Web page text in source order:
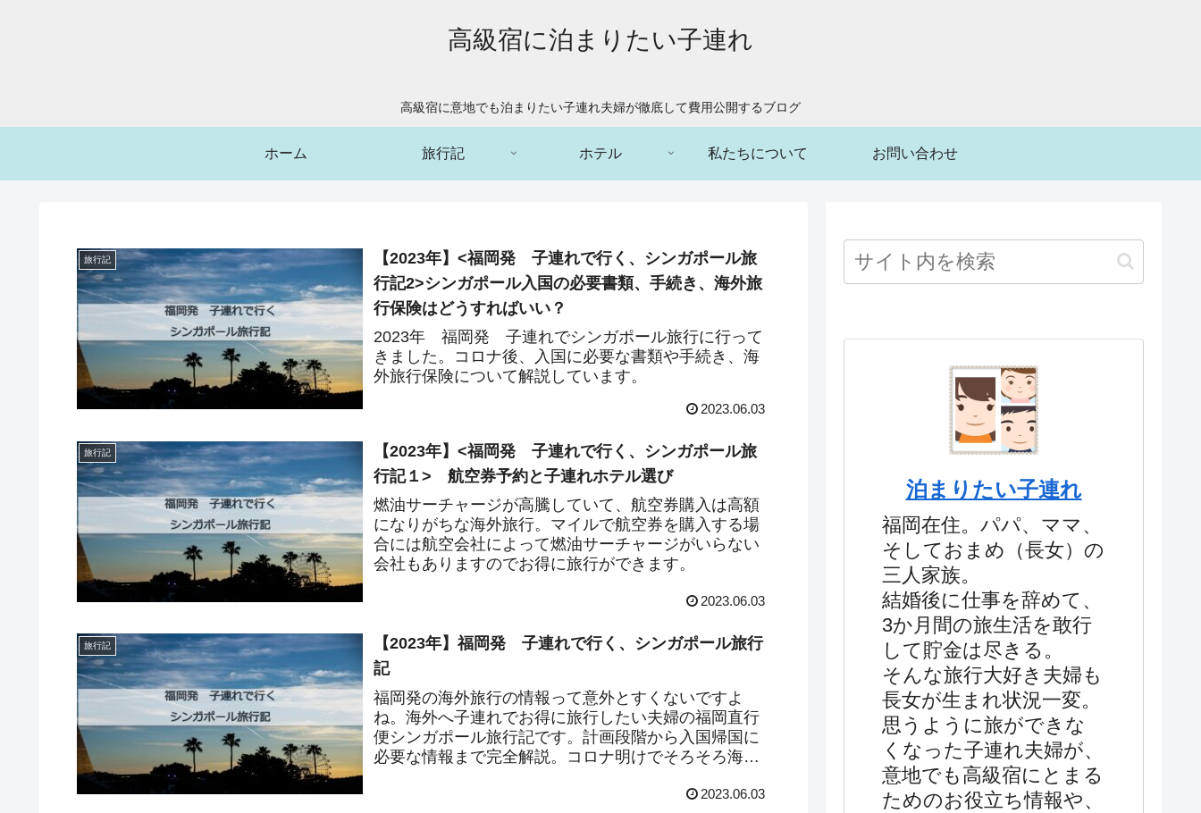
高級宿に泊まりたい子連れ
高級宿に意地でも泊まりたい子連れ夫婦が徹底して費用公開するブログ
ホーム 旅行記 ホテル 私たちについて お問い合わせ
旅行記
【2023年】<福岡発 子連れで行く、シンガポール旅
行記2>シンガポール入国の必要書類、手続き、海外旅
行保険はどうすればいい？
2023年 福岡発 子連れでシンガポール旅行に行って
きました。コロナ後、入国に必要な書類や手続き、海
外旅行保険について解説しています。
2023.06.03
旅行記
【2023年】<福岡発 子連れで行く、シンガポール旅
行記１> 航空券予約と子連れホテル選び
燃油サーチャージが高騰していて、航空券購入は高額
になりがちな海外旅行。マイルで航空券を購入する場
合には航空会社によって燃油サーチャージがいらない
会社もありますのでお得に旅行ができます。
2023.06.03
旅行記
【2023年】福岡発 子連れで行く、シンガポール旅行
記
福岡発の海外旅行の情報って意外とすくないですよ
ね。海外へ子連れでお得に旅行したい夫婦の福岡直行
便シンガポール旅行記です。計画段階から入国帰国に
必要な情報まで完全解説。コロナ明けでそろそろ海外
2023.06.03
泊まりたい子連れ
福岡在住。パパ、ママ、
そしておまめ（長女）の
三人家族。
結婚後に仕事を辞めて、
3か月間の旅生活を敢行
して貯金は尽きる。
そんな旅行大好き夫婦も
長女が生まれ状況一変。
思うように旅ができな
くなった子連れ夫婦が、
意地でも高級宿にとまる
ためのお役立ち情報や、